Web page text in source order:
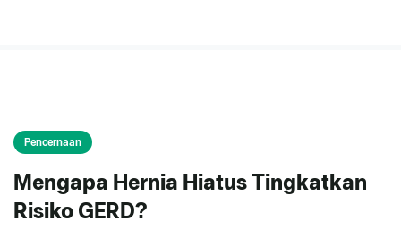
Pencernaan
Mengapa Hernia Hiatus Tingkatkan
Risiko GERD?